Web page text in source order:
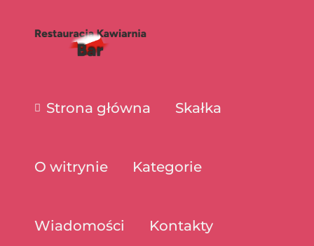
Strona główna Skałka
O witrynie Kategorie
Wiadomości Kontakty